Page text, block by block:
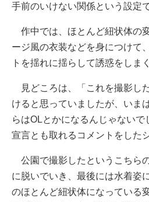
手前のいけない関係という設定
作中では、ほとんど紐状体の
ージ風の衣装などを身につけて
トを揺れに揺らして誘惑をしま
見どころは、「これを撮影し
けると思っていましたが、いま
らはOLとかになるんじゃないで
宣言とも取れるコメントをした
公園で撮影したというこちら
に脱いでいき、最後には水着姿
のほとんど紐状体になっている